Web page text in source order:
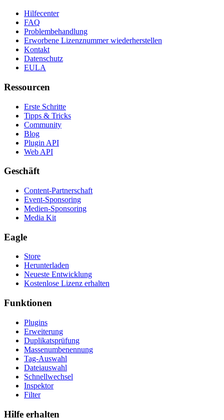
Hilfecenter
FAQ
Problembehandlung
Erworbene Lizenznummer wiederherstellen
Kontakt
Datenschutz
EULA
Ressourcen
Erste Schritte
Tipps & Tricks
Community
Blog
Plugin API
Web API
Geschäft
Content-Partnerschaft
Event-Sponsoring
Medien-Sponsoring
Media Kit
Eagle
Store
Herunterladen
Neueste Entwicklung
Kostenlose Lizenz erhalten
Funktionen
Plugins
Erweiterung
Duplikatsprüfung
Massenumbenennung
Tag-Auswahl
Dateiauswahl
Schnellwechsel
Inspektor
Filter
Hilfe erhalten